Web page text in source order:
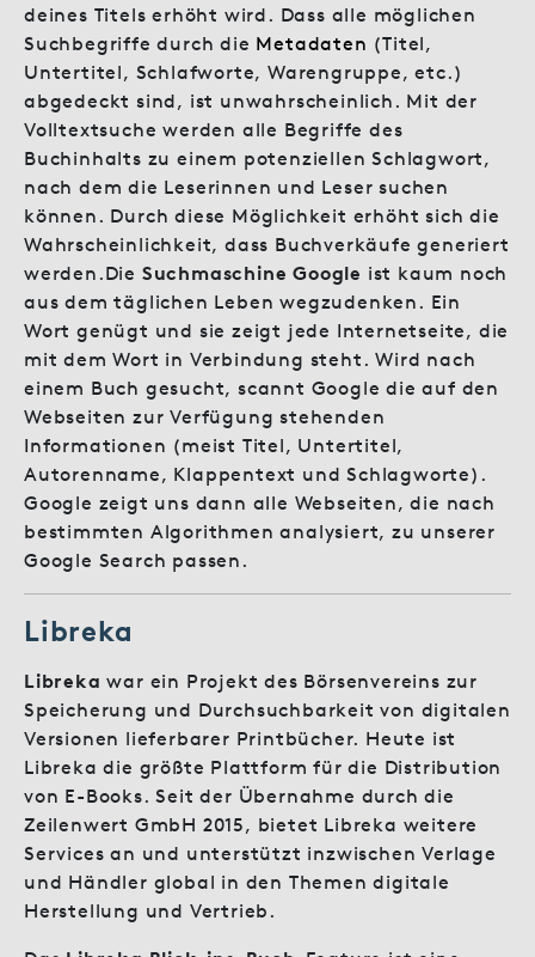
deines Titels erhöht wird. Dass alle möglichen
Suchbegriffe durch die Metadaten (Titel,
Untertitel, Schlafworte, Warengruppe, etc.)
abgedeckt sind, ist unwahrscheinlich. Mit der
Volltextsuche werden alle Begriffe des
Buchinhalts zu einem potenziellen Schlagwort,
nach dem die Leserinnen und Leser suchen
können. Durch diese Möglichkeit erhöht sich die
Wahrscheinlichkeit, dass Buchverkäufe generiert
werden.Die Suchmaschine Google ist kaum noch
aus dem täglichen Leben wegzudenken. Ein
Wort genügt und sie zeigt jede Internetseite, die
mit dem Wort in Verbindung steht. Wird nach
einem Buch gesucht, scannt Google die auf den
Webseiten zur Verfügung stehenden
Informationen (meist Titel, Untertitel,
Autorenname, Klappentext und Schlagworte).
Google zeigt uns dann alle Webseiten, die nach
bestimmten Algorithmen analysiert, zu unserer
Google Search passen.
Libreka
Librekawar ein Projekt des Börsenvereins zur
Speicherung und Durchsuchbarkeit von digitalen
Versionen lieferbarer Printbücher. Heute ist
Libreka die größte Plattform für die Distribution
von E-Books. Seit der Übernahme durch die
Zeilenwert GmbH 2015, bietet Libreka weitere
Services an und unterstützt inzwischen Verlage
und Händler global in den Themen digitale
Herstellung und Vertrieb.